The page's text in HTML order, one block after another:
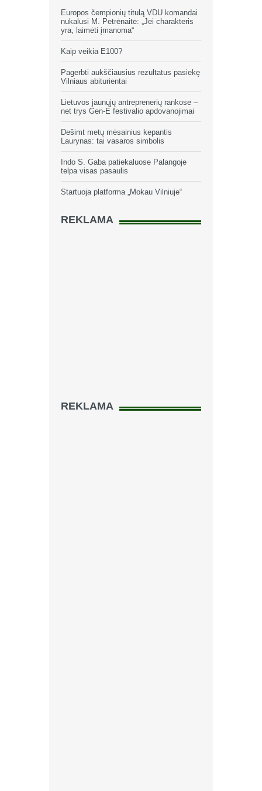
Europos čempionių titulą VDU komandai
nukalusi M. Petrėnaitė: „Jei charakteris
yra, laimėti įmanoma“
Kaip veikia E100?
Pagerbti aukščiausius rezultatus pasiekę
Vilniaus abiturientai
Lietuvos jaunųjų antreprenerių rankose –
net trys Gen-E festivalio apdovanojimai
Dešimt metų mėsainius kepantis
Laurynas: tai vasaros simbolis
Indo S. Gaba patiekaluose Palangoje
telpa visas pasaulis
Startuoja platforma „Mokau Vilniuje“
REKLAMA
REKLAMA